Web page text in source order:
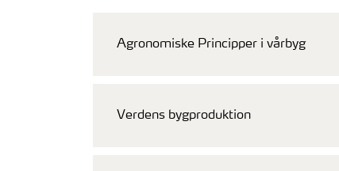
Agronomiske Principper i vårbyg
Verdens bygproduktion